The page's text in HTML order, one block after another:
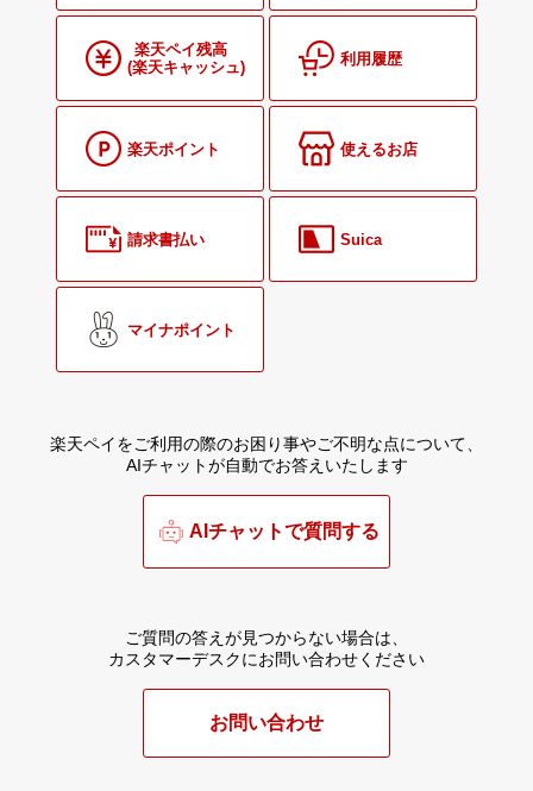
楽天ペイ残高
(楽天キャッシュ)
利用履歴
楽天ポイント 使えるお店
請求書払い Suica
マイナポイント
楽天ペイをご利用の際のお困り事やご不明な点について、
AIチャットが自動でお答えいたします
AIチャットで質問する
ご質問の答えが見つからない場合は、
カスタマーデスクにお問い合わせください
お問い合わせ